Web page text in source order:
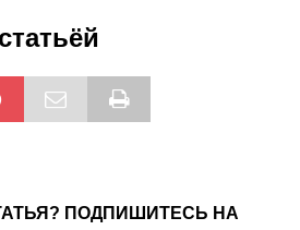
ПОДПИШИТЕСЬ НА